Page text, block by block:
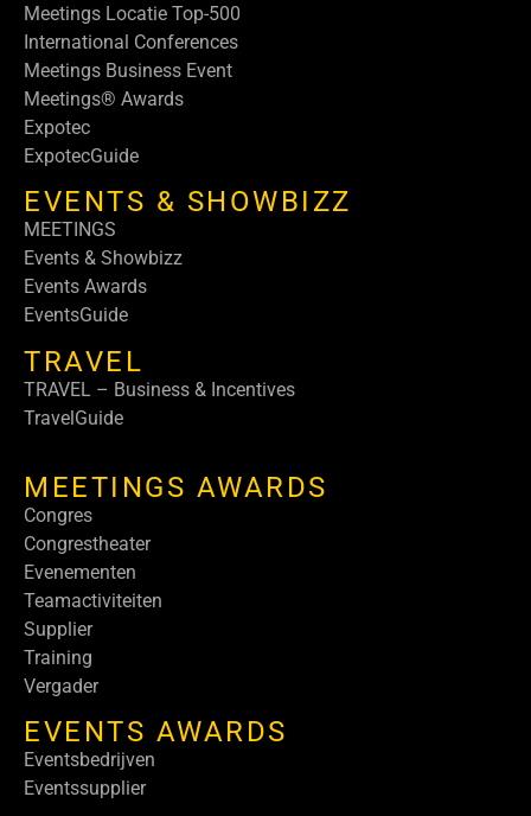
Meetings Locatie Top-500
International Conferences
Meetings Business Event
Meetings® Awards
Expotec
ExpotecGuide
EVENTS & SHOWBIZZ
MEETINGS
Events & Showbizz
Events Awards
EventsGuide
TRAVEL
TRAVEL – Business & Incentives
TravelGuide
MEETINGS AWARDS
Congres
Congrestheater
Evenementen
Teamactiviteiten
Supplier
Training
Vergader
EVENTS AWARDS
Eventsbedrijven
Eventssupplier